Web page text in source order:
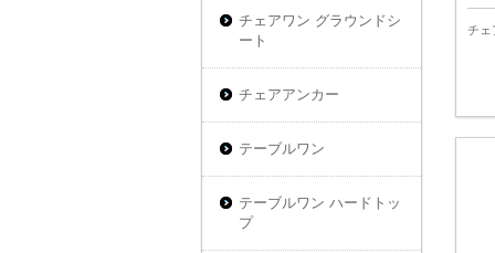
チェ
チェアワン グラウンドシ
ート
チェアアンカー
テーブルワン
テーブルワン ハードトッ
プ